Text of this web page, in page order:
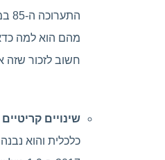
חשוב לזכור שזה
שינויים